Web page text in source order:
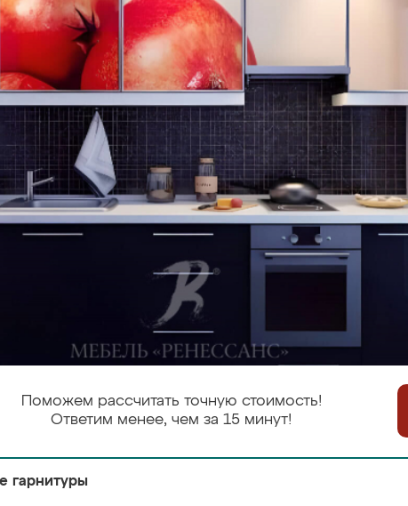
Поможем рассчитать точную стоимость!
Ответим менее, чем за 15 минут!
гарнитуры